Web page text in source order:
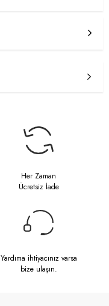
Her Zaman
Ücretsiz İade
Yardıma ihtiyacınız varsa
bize ulaşın.